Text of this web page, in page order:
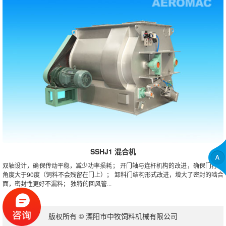
SSHJ1 混合机
双轴设计，确保传动平稳，减少功率损耗； 开门轴与连杆机构的改进，确保门打开
角度大于90度（饲料不会残留在门上）； 卸料门结构形式改进，增大了密封的啮合
面，密封性更好不漏料； 独特的回风管...
版权所有 © 溧阳市中牧饲料机械有限公司